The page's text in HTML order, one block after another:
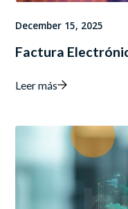
December 15, 2025
Factura
Leer más